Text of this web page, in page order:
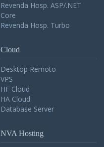
Revenda Hosp. ASP/.NET
Core
Revenda Hosp. Turbo
Cloud
Desktop Remoto
VPS
HF Cloud
HA Cloud
Database Server
NVA Hosting